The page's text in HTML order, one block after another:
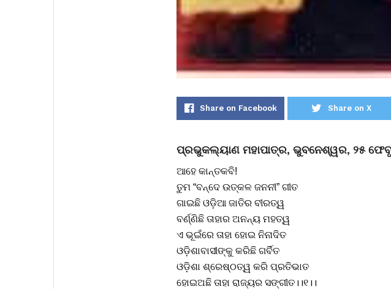
Share on Facebook Share on X
ପ୍ରଭୁକଲ୍ୟାଣ ମହାପାତ୍ର, ଭୁବନେଶ୍ୱର, ୨୫
ଆହେ କାନ୍ତକବି!
ତୁମ “ବନ୍ଦେ ଉତ୍କଳ ଜନନୀ” ଗୀତ
ଗାଇଛି ଓଡ଼ିଆ ଜାତିର ବୀରତ୍ୱ
ବର୍ଣ୍ଣିଛି ତାହାର ଅନନ୍ୟ ମହତ୍ୱ
ଏ ଭୂଇଁରେ ତାହା ହୋଇ ନିନାଦିତ
ଓଡ଼ିଶାବାସୀଙ୍କୁ କରିଛି ଗର୍ବିତ
ଓଡ଼ିଶା ଶ୍ରେଷ୍ଠତ୍ୱ କରି ପ୍ରତିଭାତ
ହୋଇଅଛି ତାହା ରାଜ୍ୟର ସଙ୍ଗୀତ।।୧।।